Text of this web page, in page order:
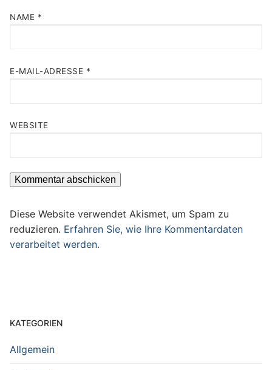
NAME *
E-MAIL-ADRESSE *
WEBSITE
Diese Website verwendet Akismet, um Spam zu
reduzieren. Erfahren Sie, wie Ihre Kommentardaten
verarbeitet werden.
KATEGORIEN
Allgemein